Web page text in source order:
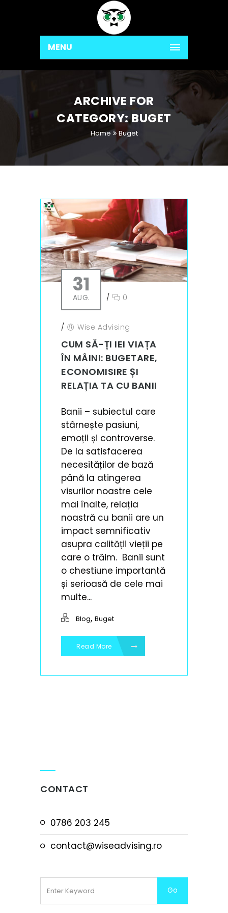
MENU
ARCHIVE FOR
CATEGORY: BUGET
Home Buget
31
AUG. / 0
/ Wise Advising
CUM SĂ-ȚI IEI VIAȚA
ÎN MÂINI: BUGETARE,
ECONOMISIRE ȘI
RELAȚIA TA CU BANII
Banii – subiectul care
stârnește pasiuni,
emoții și controverse.
De la satisfacerea
necesităților de bază
până la atingerea
visurilor noastre cele
mai înalte, relația
noastră cu banii are un
impact semnificativ
asupra calității vieții pe
care o trăim. Banii sunt
o chestiune importantă
și serioasă de cele mai
multe...
Blog, Buget
Read More
CONTACT
0786 203 245
contact@wiseadvising.ro